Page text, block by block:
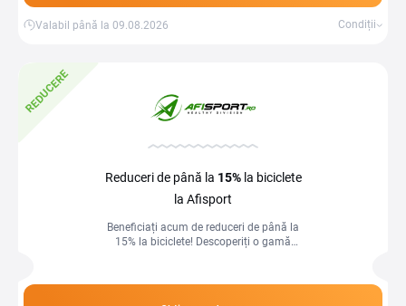
Valabil până la 09.08.2026 Condiții
REDUCERE
Reduceri de până la 15%la biciclete
la Afisport
Beneficiați acum de reduceri de până la
15% la biciclete! Descoperiți o gamă
sănătoase la prețuri reduse.